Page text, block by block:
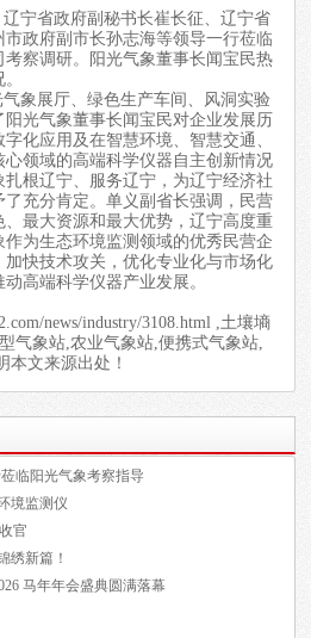
宁省政府副秘书长崔长征、辽宁省
政府副市长孙志海等领导一行莅临
察调研。阳光气象董事长闻宝民热
气象展厅、绿色生产车间、风洞实验
光气象董事长闻宝民对企业发展历
化应用及在智慧环境、智慧交通、
领域的高端科学仪器自主创新情况
根辽宁、服务辽宁，为辽宁经济社
充分肯定。单义副省长强调，民营
最大资源和最大优势，辽宁高度重
为生态环境监测领域的优秀民营企
快技术攻关，优化专业化与市场化
高端科学仪器产业发展。
news/industry/3108.html ,土壤墒
气象站,农业气象站,便携式气象站,
本文来源出处！
临阳光气象考察指导
境监测仪
官
绣新篇！
马年年会盛典圆满落幕